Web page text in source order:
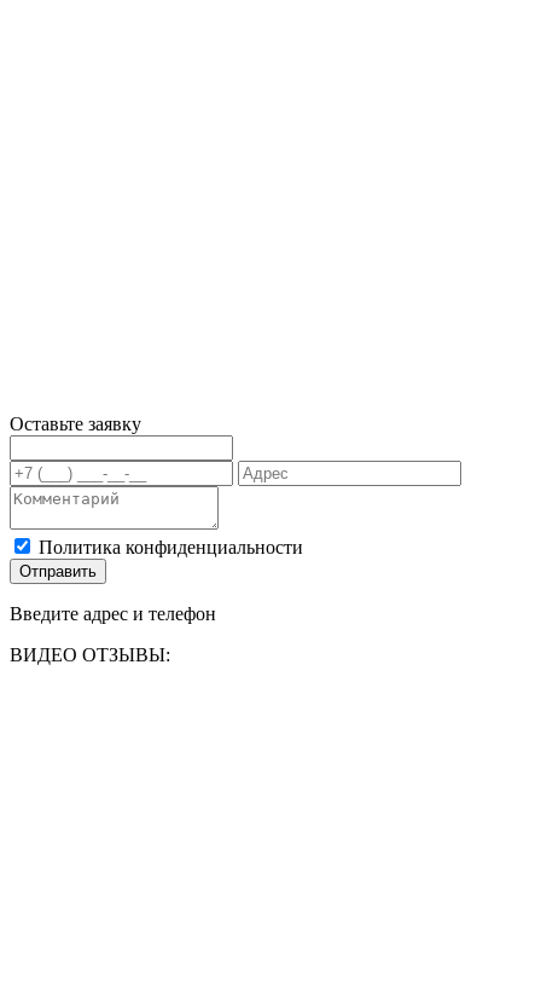
Оставьте заявку
Политика конфиденциальности
Отправить
Введите адрес и телефон
ВИДЕО ОТЗЫВЫ: